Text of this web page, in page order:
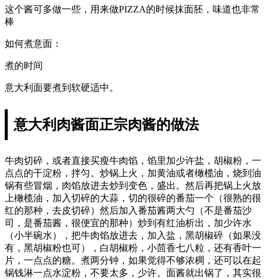
这个酱可多做一些，用来做PIZZA的时候抹面胚，味道也非常
棒
如何煮意面：
煮的时间
意大利面要煮到软硬适中。
意大利肉酱面正宗肉酱的做法
牛肉切碎，或者直接买瘦牛肉馅，馅里加少许盐，胡椒粉，一
点点的干淀粉，拌匀。炒锅上火，加黄油或者橄榄油，烧到油
锅有些冒烟，肉馅放进去炒到变色，盛出。然后再把锅上火放
上橄榄油，加入切碎的大蒜，切的很碎的番茄一个（很熟的很
红的那种，去皮切碎）然后加入番茄酱两大勺（不是番茄沙
司，是番茄酱，很便宜的那种）炒到有红油析出，加少许水
（小半碗水），把牛肉馅放进去，加入盐，黑胡椒碎（如果没
有，黑胡椒粉也可），白胡椒粉，小茴香七八粒，还有香叶一
片，一点点的糖。煮两分钟，如果觉得不够浓稠，还可以在起
锅钱淋一点水淀粉，不要太多，少许。面酱就出锅了，其实很